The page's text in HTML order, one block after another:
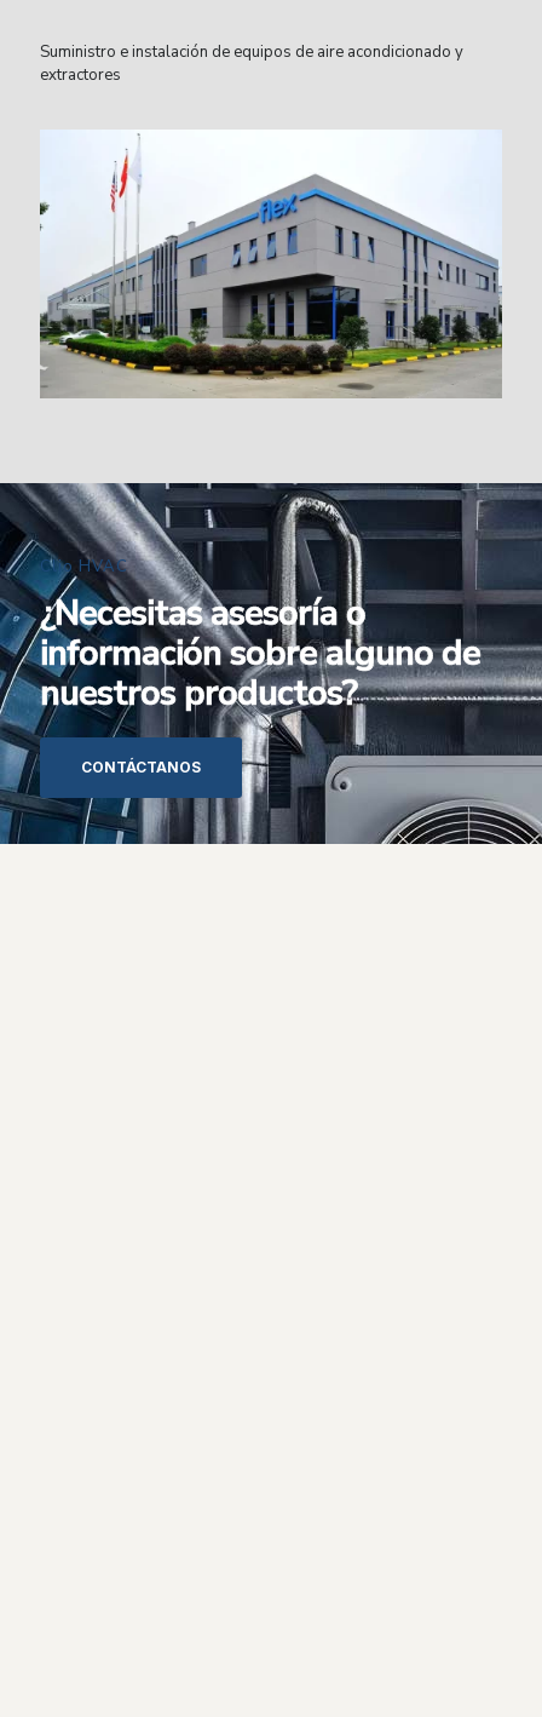
Suministro e instalación de equipos de aire acondicionado y
extractores
Clio HVAC
¿Necesitas asesoría o
información sobre alguno de
nuestros productos?
CONTÁCTANOS